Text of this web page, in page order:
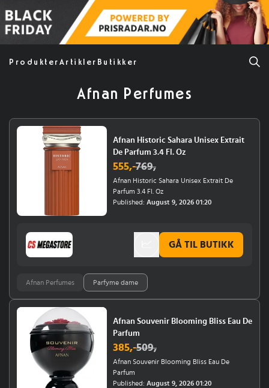
Produkter Artikler Butikker
Afnan Perfumes
Afnan Historic Sahara Unisex Extrait
De Parfum 3.4 Fl. Oz
555,-769,
Afnan Historic Sahara Unisex Extrait De
Parfum 3.4 Fl. Oz
Published: August 9, 2026 01:20
Afnan Perfumes Parfyme dame
GÅ TIL BUTIKK
Afnan Souvenir Blooming Bliss Eau De
Parfum
385,-509,
Afnan Souvenir Blooming Bliss Eau De
Parfum
Published: August 9, 2026 01:20